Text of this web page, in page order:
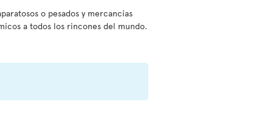
o pesados y mercancías
a todos los rincones del mundo.